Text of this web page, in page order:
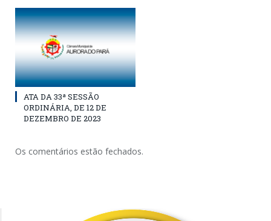
ATA DA 33ª SESSÃO
ORDINÁRIA, DE 12 DE
DEZEMBRO DE 2023
Os comentários estão fechados.